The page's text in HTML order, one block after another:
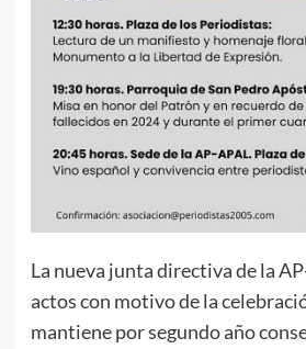
La nueva junta directiva de la
actos con motivo de la
mantiene por segundo año